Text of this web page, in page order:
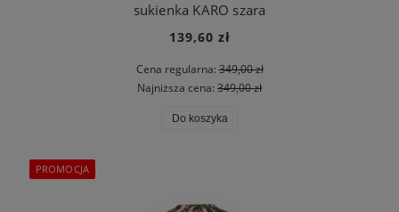
sukienka KARO szara
139,60 zł
Cena regularna:349,00 zł
Najniższa cena: 349,00 zł
Do koszyka
PROMOCJA